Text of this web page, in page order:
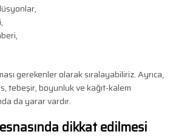
gerekenler olarak sıralayabiliriz. Ayrıca,
tebeşir, boyunluk ve kağıt-kalem
da yarar vardır.
dikkat edilmesi